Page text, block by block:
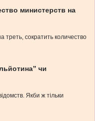
министерств на
треть, сократить количество
чи
Якби ж тільки